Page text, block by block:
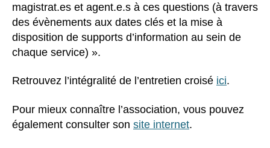
magistrat.es et agent.e.s à ces questions (à travers
des évènements aux dates clés et la mise à
disposition de supports d’information au sein de
chaque service) ».
Retrouvez l’intégralité de l’entretien croisé ici.
Pour mieux connaître l’association, vous pouvez
également consulter son site internet.